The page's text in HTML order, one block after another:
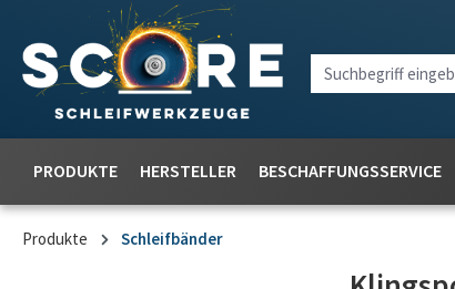
PRODUKTE HERSTELLER BESCHAFFUNGSSERVICE
Produkte Schleifbänder